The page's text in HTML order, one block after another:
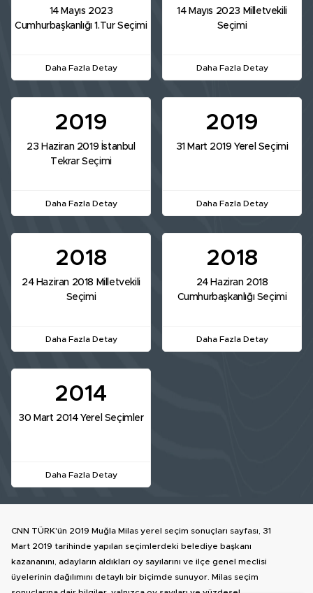
14 Mayıs 2023
Cumhurbaşkanlığı 1.Tur Seçimi
Daha Fazla Detay
14 Mayıs 2023 Milletvekili
Seçimi
Daha Fazla Detay
2019
23 Haziran 2019 İstanbul
Tekrar Seçimi
Daha Fazla Detay
2019
31 Mart 2019 Yerel Seçimi
Daha Fazla Detay
2018
24 Haziran 2018 Milletvekili
Seçimi
Daha Fazla Detay
2018
24 Haziran 2018
Cumhurbaşkanlığı Seçimi
Daha Fazla Detay
2014
30 Mart 2014 Yerel Seçimler
Daha Fazla Detay
CNN TÜRK'ün 2019 Muğla Milas yerel seçim sonuçları sayfası, 31
Mart 2019 tarihinde yapılan seçimlerdeki belediye başkanı
kazananını, adayların aldıkları oy sayılarını ve ilçe genel meclisi
üyelerinin dağılımını detaylı bir biçimde sunuyor. Milas seçim